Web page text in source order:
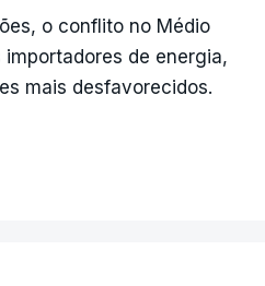
o conflito no Médio
de energia,
mais desfavorecidos.